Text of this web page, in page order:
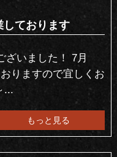
しております
ざいました！ 7月
りますので宜しくお
...
もっと見る